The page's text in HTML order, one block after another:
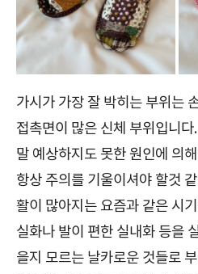
가시가 가장 잘 박히는 부위는
접촉면이 많은 신체 부위입니
말 예상하지도 못한 원인에 의
항상 주의를 기울이셔야 할것
활이 많아지는 요즘과 같은 시
실화나 발이 편한 실내화 등을
을지 모르는 날카로운 것들로